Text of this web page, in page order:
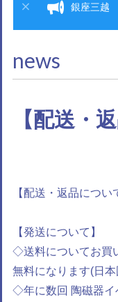
銀座三越
news
【配送・
【配送・返品につい
【発送について】
◇送料についてお買
無料になります(日
◇年に数回 陶磁器イ